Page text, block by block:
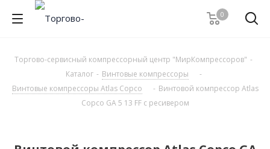
0
Торгово-сервисный компрессорный центр "МирКомпрессоров" -
Каталог - Винтовые компрессоры
-
Винтовые компрессоры Atlas Copco
- Винтовой компрессор Atlas
Copco GA 5 13 FF с ресивером